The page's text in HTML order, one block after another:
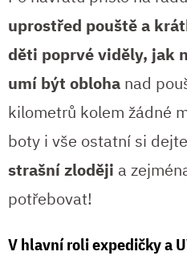
uprostřed pouště a
děti poprvé viděly, jak
umí být obloha nad
kilometrů kolem žádné
boty i vše ostatní si
strašní zloději a
potřebovat!
V hlavní roli expedičky a